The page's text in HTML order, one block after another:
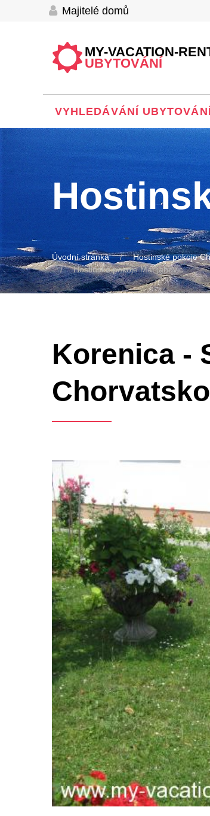
Majitelé domů
MY-VACATION-
UBYTOVÁNÍ
VYHLEDÁVÁNÍ UBYTOVÁNÍ
Úvodní stránka Hostinské pokoje
Hostinské pokoje Marijanovic
Korenica -